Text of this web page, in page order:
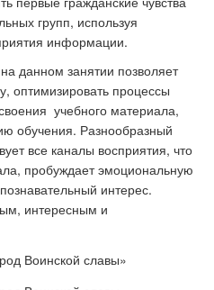
групп, используя
информации.
данном занятии позволяет
оптимизировать процессы
учебного материала,
обучения. Разнообразный
все каналы восприятия, что
пробуждает эмоциональную
интерес.
интересным и